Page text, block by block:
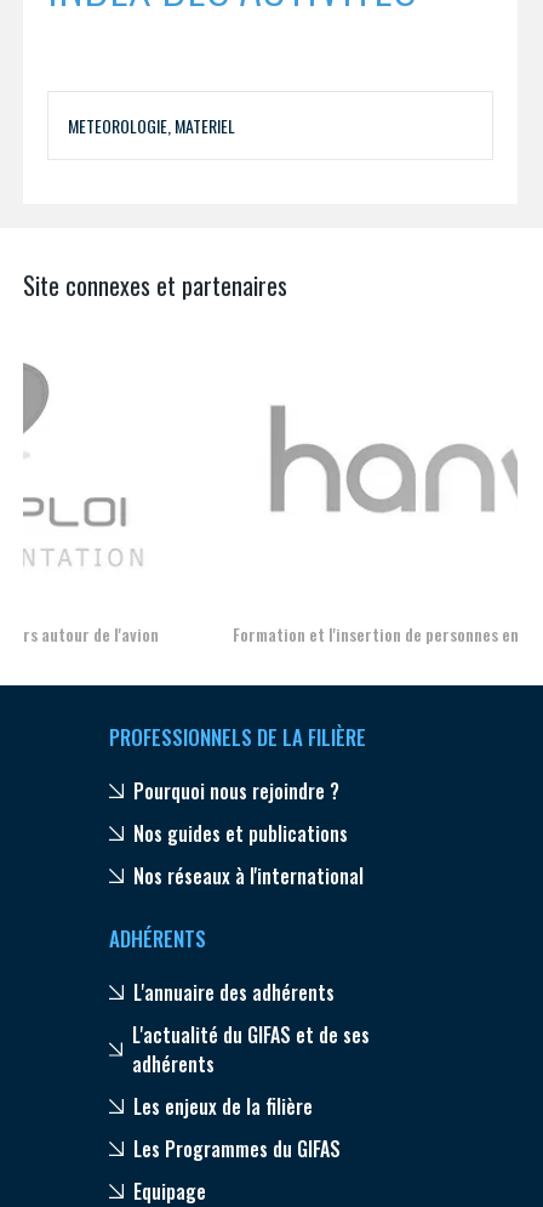
METEOROLOGIE, MATERIEL
Site connexes et partenaires
Formation et l'insertion de personnes en situation de handicap
PROFESSIONNELS DE LA FILIÈRE
Pourquoi nous rejoindre ?
Nos guides et publications
Nos réseaux à l'international
ADHÉRENTS
L'annuaire des adhérents
L'actualité du GIFAS et de ses
adhérents
Les enjeux de la filière
Les Programmes du GIFAS
Equipage